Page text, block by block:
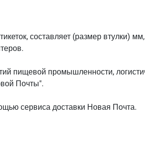
составляет (размер
пищевой промышленности,
Почты".
сервиса доставки Новая Почта.